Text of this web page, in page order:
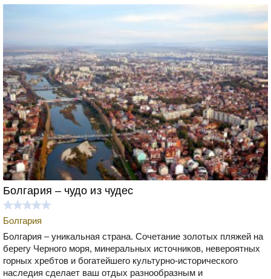
Болгария – чудо из чудес
Болгария
Болгария – уникальная страна. Сочетание золотых пляжей на
берегу Черного моря, минеральных источников, невероятных
горных хребтов и богатейшего культурно-исторического
наследия сделает ваш отдых разнообразным и